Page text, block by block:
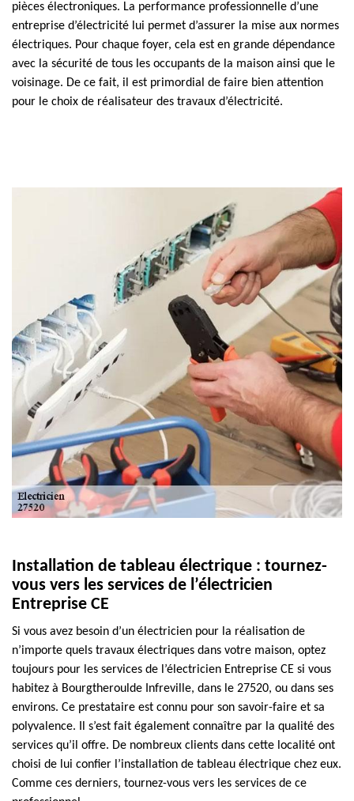
pièces électroniques. La performance professionnelle d’une
entreprise d’électricité lui permet d’assurer la mise aux normes
électriques. Pour chaque foyer, cela est en grande dépendance
avec la sécurité de tous les occupants de la maison ainsi que le
voisinage. De ce fait, il est primordial de faire bien attention
pour le choix de réalisateur des travaux d’électricité.
Installation de tableau électrique : tournez-
vous vers les services de l’électricien
Entreprise CE
Si vous avez besoin d’un électricien pour la réalisation de
n’importe quels travaux électriques dans votre maison, optez
toujours pour les services de l’électricien Entreprise CE si vous
habitez à Bourgtheroulde Infreville, dans le 27520, ou dans ses
environs. Ce prestataire est connu pour son savoir-faire et sa
polyvalence. Il s’est fait également connaître par la qualité des
services qu’il offre. De nombreux clients dans cette localité ont
choisi de lui confier l’installation de tableau électrique chez eux.
Comme ces derniers, tournez-vous vers les services de ce